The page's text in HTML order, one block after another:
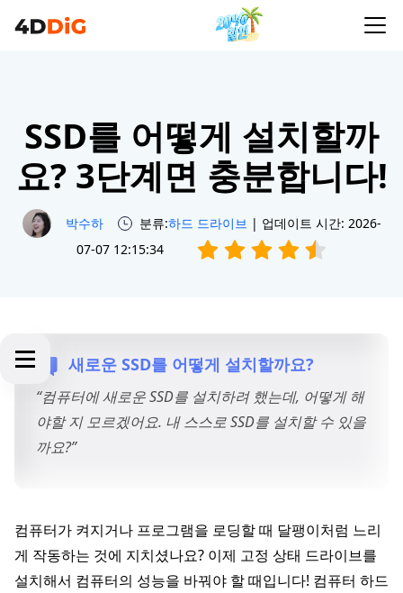
SSD를 어떻게 설치할까
요? 3단계면 충분합니다!
박수하 분류:하드 드라이브 | 업데이트 시간: 2026-
07-07 12:15:34
새로운 SSD를 어떻게 설치할까요?
“컴퓨터에 새로운 SSD를 설치하려 했는데, 어떻게 해
야할 지 모르겠어요. 내 스스로 SSD를 설치할 수 있을
까요?”
컴퓨터가 켜지거나 프로그램을 로딩할 때 달팽이처럼 느리
게 작동하는 것에 지치셨나요? 이제 고정 상태 드라이브를
설치해서 컴퓨터의 성능을 바꿔야 할 때입니다! 컴퓨터 하드